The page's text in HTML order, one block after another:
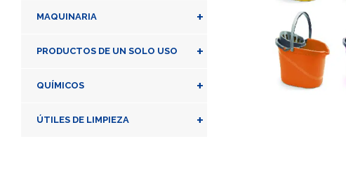
+
MAQUINARIA
+
PRODUCTOS DE UN SOLO USO
+
QUÍMICOS
+
ÚTILES DE LIMPIEZA